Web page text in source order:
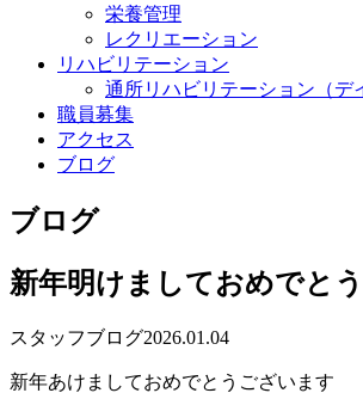
栄養管理
レクリエーション
リハビリテーション
通所リハビリテーション（デ
職員募集
アクセス
ブログ
ブログ
新年明けましておめでと
スタッフブログ2026.01.04
新年あけましておめでとうございます